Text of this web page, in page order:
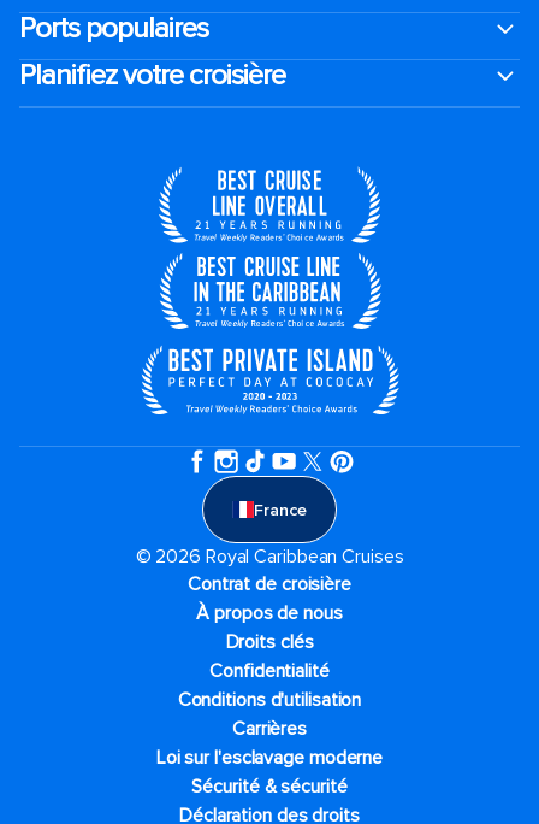
Ports populaires
Planifiez votre croisière
France
© 2026 Royal Caribbean Cruises
Contrat de croisière
À propos de nous
Droits clés
Confidentialité
Conditions d'utilisation
Carrières
Loi sur l'esclavage moderne
Sécurité & sécurité
Déclaration des droits